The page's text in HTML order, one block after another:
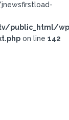
public_html/
on line 142